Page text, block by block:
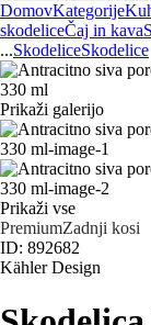
DomovKategorije
skodeliceČaj in kava
...SkodeliceSkodelice
Prikaži galerijo
Prikaži vse
PremiumZadnji kosi
ID: 892682
Kähler Design